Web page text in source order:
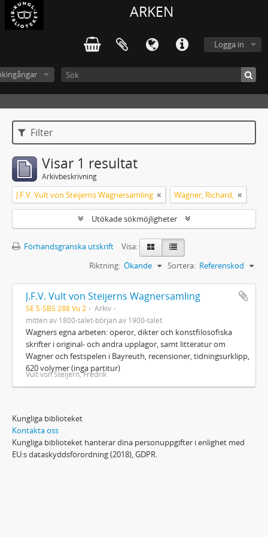
ARKEN
Logga in
Filter
Visar 1 resultat
Arkivbeskrivning
J.F.V. Vult von Steijerns Wagnersamling Wagner, Richard,
Utökade sökmöjligheter
Förhandsgranska utskrift
Visa:
Sortera: Referenskod
Riktning: Ökande
J.F.V. Vult von Steijerns Wagnersamling
SE S-SBS 288 Vu 2
Arkiv
mitten av 1800-talet-början av 1900-talet
Wagners egna arbeten: operor, dikter och konstfilosofiska
skrifter i original- och andra upplagor, samt litteratur om
Wagner och festspelen i Bayreuth, recensioner, tidningsurklipp,
620 volymer (inga partitur)
Vult von Steijern, Fredrik
Kungliga biblioteket
Kontakta oss
Kungliga biblioteket hanterar dina personuppgifter i enlighet med
EU:s dataskyddsförordning (2018), GDPR.